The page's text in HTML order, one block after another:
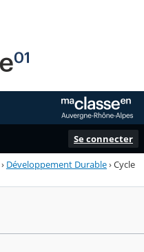
Se connecter
› Développement Durable›Cycle